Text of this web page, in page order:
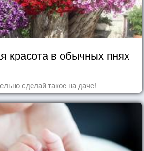
красота в обычных пнях
сделай такое на даче!